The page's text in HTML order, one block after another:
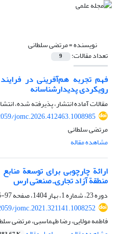
نویسنده =مرتضی سلطانی
تعداد مقالات: 9
فهم تجربه هم‌آفرینی در
رویکردی پدیدارشناسانه
مقالات آماده انتشار، پذیرفته شده،
jomc.2026.412463.1008985
مرتضی سلطانی
مشاهده مقاله
ارائة چارچوبی برای توسعة
منطقة آزاد تجاری‌ـ صنعتی ارس
دوره 23، شماره 1، بهار 1404، صفحه
97-106
jomc.2021.321141.1008252
فاطمه مولایی، رضا طهماسبی، مرتضی